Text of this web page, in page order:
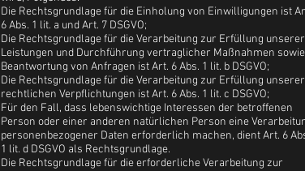
Die Rechtsgrundlage für die Einholung von Einwilligungen ist
6 Abs. 1 lit. a und Art. 7 DSGVO;
Die Rechtsgrundlage für die Verarbeitung zur Erfüllung unserer
Leistungen und Durchführung vertraglicher Maßnahmen sowie
Beantwortung von Anfragen ist Art. 6 Abs. 1 lit. b DSGVO;
Die Rechtsgrundlage für die Verarbeitung zur Erfüllung unserer
rechtlichen Verpflichtungen ist Art. 6 Abs. 1 lit. c DSGVO;
Für den Fall, dass lebenswichtige Interessen der betroffenen
Person oder einer anderen natürlichen Person eine
personenbezogener Daten erforderlich machen, dient Art. 6
1 lit. d DSGVO als Rechtsgrundlage.
Die Rechtsgrundlage für die erforderliche Verarbeitung zur